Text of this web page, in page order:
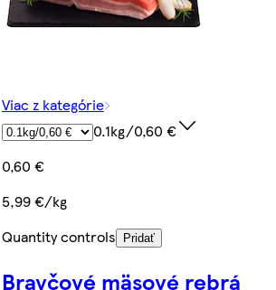
Viac z kategórie
0.1kg/0,60 €
0,60 €
5,99 €/kg
Quantity controls
Pridať
Bravčové mäsové rebrá